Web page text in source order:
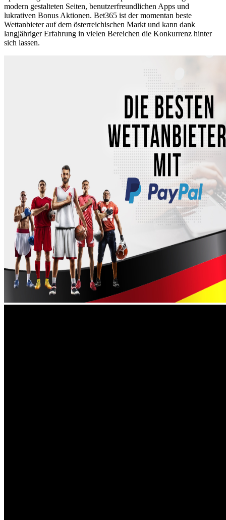
modern gestalteten Seiten, benutzerfreundlichen Apps und
lukrativen Bonus Aktionen. Bet365 ist der momentan beste
Wettanbieter auf dem österreichischen Markt und kann dank
langjähriger Erfahrung in vielen Bereichen die Konkurrenz hinter
sich lassen.